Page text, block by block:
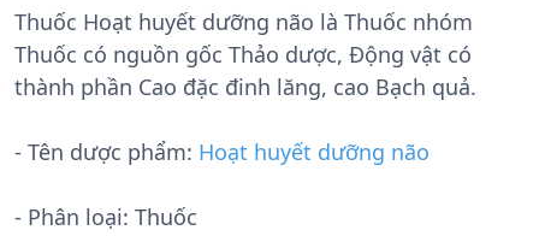
Thuốc Hoạt huyết dưỡng não là Thuốc nhóm
Thuốc có nguồn gốc Thảo dược, Động vật có
thành phần Cao đặc đinh lăng, cao Bạch quả.
- Tên dược phẩm: Hoạt huyết dưỡng não
- Phân loại: Thuốc